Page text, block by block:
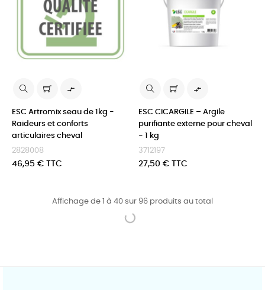

ESC Artromix seau de 1kg -
Raideurs et conforts
articulaires cheval
2828008
Prix
46,95 € TTC

ESC CICARGILE – Argile
purifiante externe pour cheval
- 1 kg
3712197
Prix
27,50 € TTC
Affichage de 1 à 40 sur 96 produits au total